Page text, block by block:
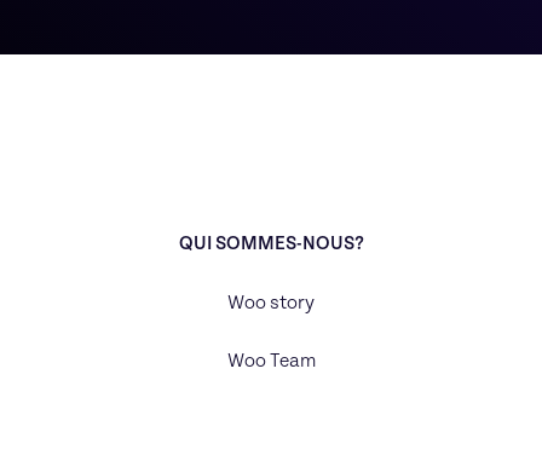
QUI SOMMES-NOUS?
Woo story
Woo Team